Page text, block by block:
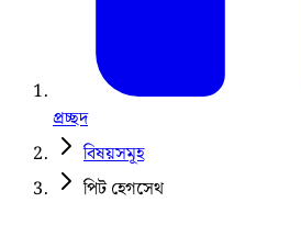
প্রচ্ছদ
বিষয়সমূহ
পিট হেগসেথ